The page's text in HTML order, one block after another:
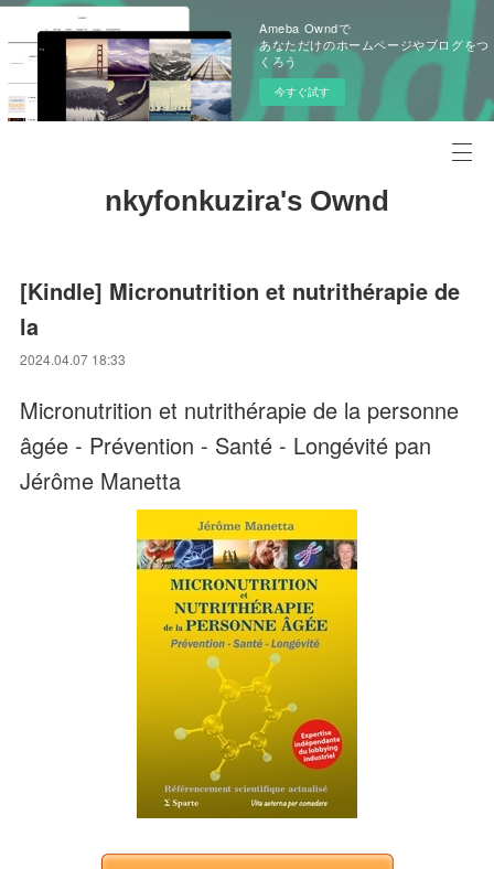
Ameba Owndで
あなただけのホームページやブログをつ
くろう
今すぐ試す
nkyfonkuzira's Ownd
[Kindle] Micronutrition et nutrithérapie de
la
2024.04.07 18:33
Micronutrition et nutrithérapie de la personne
âgée - Prévention - Santé - Longévité pan
Jérôme Manetta